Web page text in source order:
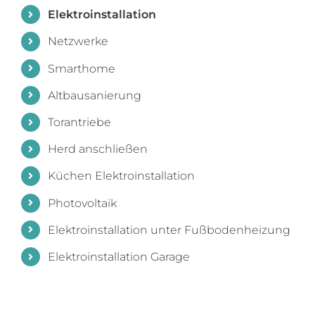
Elektroinstallation
Netzwerke
Smarthome
Altbausanierung
Torantriebe
Herd anschließen
Küchen Elektroinstallation
Photovoltaik
Elektroinstallation unter Fußbodenheizung
Elektroinstallation Garage